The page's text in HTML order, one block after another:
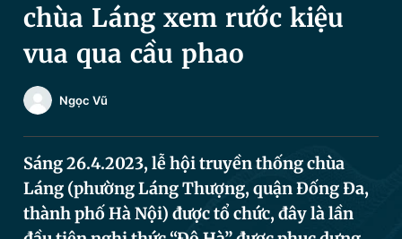
chùa Láng xem rước kiệu
vua qua cầu phao
Ngọc Vũ
Sáng 26.4.2023, lễ hội truyền thống chùa
Láng (phường Láng Thượng, quận Đống Đa,
thành phố Hà Nội) được tổ chức, đây là lần